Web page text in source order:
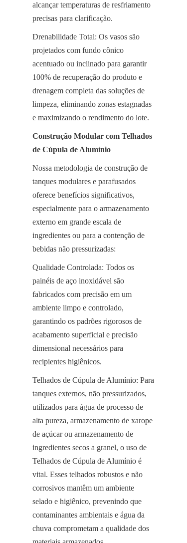
alcançar temperaturas de resfriamento
precisas para clarificação.
Drenabilidade Total: Os vasos são
projetados com fundo cônico
acentuado ou inclinado para garantir
100% de recuperação do produto e
drenagem completa das soluções de
limpeza, eliminando zonas estagnadas
e maximizando o rendimento do lote.
Construção Modular com Telhados
de Cúpula de Alumínio
Nossa metodologia de construção de
tanques modulares e parafusados
oferece benefícios significativos,
especialmente para o armazenamento
externo em grande escala de
ingredientes ou para a contenção de
bebidas não pressurizadas:
Qualidade Controlada: Todos os
painéis de aço inoxidável são
fabricados com precisão em um
ambiente limpo e controlado,
garantindo os padrões rigorosos de
acabamento superficial e precisão
dimensional necessários para
recipientes higiênicos.
Telhados de Cúpula de Alumínio: Para
tanques externos, não pressurizados,
utilizados para água de processo de
alta pureza, armazenamento de xarope
de açúcar ou armazenamento de
ingredientes secos a granel, o uso de
Telhados de Cúpula de Alumínio é
vital. Esses telhados robustos e não
corrosivos mantêm um ambiente
selado e higiênico, prevenindo que
contaminantes ambientais e água da
chuva comprometam a qualidade dos